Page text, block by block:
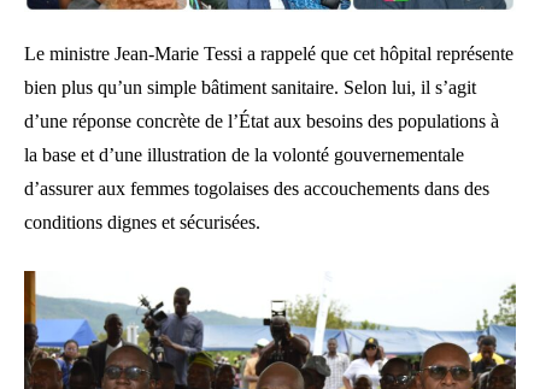
Le ministre Jean-Marie Tessi a rappelé que cet hôpital représente
bien plus qu’un simple bâtiment sanitaire. Selon lui, il s’agit
d’une réponse concrète de l’État aux besoins des populations à
la base et d’une illustration de la volonté gouvernementale
d’assurer aux femmes togolaises des accouchements dans des
conditions dignes et sécurisées.